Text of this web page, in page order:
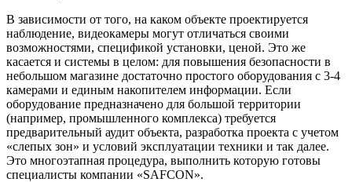
В зависимости от того, на каком объекте проектируется
наблюдение, видеокамеры могут отличаться своими
возможностями, спецификой установки, ценой. Это же
касается и системы в целом: для повышения безопасности в
небольшом магазине достаточно простого оборудования с 3-4
камерами и единым накопителем информации. Если
оборудование предназначено для большой территории
(например, промышленного комплекса) требуется
предварительный аудит объекта, разработка проекта с учетом
«слепых зон» и условий эксплуатации техники и так далее.
Это многоэтапная процедура, выполнить которую готовы
специалисты компании «SAFCON».